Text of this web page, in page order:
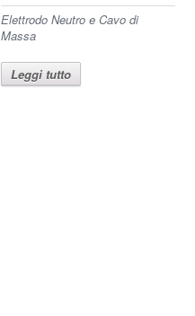
Elettrodo Neutro e Cavo di
Massa
Leggi tutto